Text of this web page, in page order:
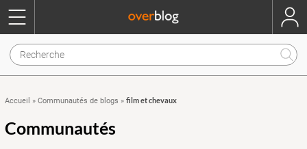
Accueil » Communautés de blogs » film et chevaux
Communautés